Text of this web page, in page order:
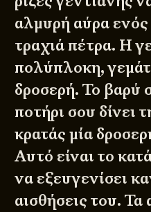
αλμυρή αύρα
τραχιά πέτρα. Η
πολύπλοκη,
δροσερή. Το βαρύ
ποτήρι σου δίνει
κρατάς μία
Αυτό είναι το
να εξευγενίσει
αισθήσεις του. Τα